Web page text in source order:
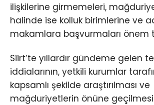
ilişkilerine girmemeleri,
halinde ise kolluk birimlerine ve
makamlara başvurmaları önem
Siirt’te yıllardır gündeme gelen
iddialarının, yetkili kurumlar
kapsamlı şekilde araştırılması ve
mağduriyetlerin önüne